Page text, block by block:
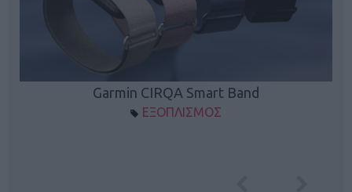
Garmin CIRQA Smart Band
ΕΞΟΠΛΙΣΜΟΣ